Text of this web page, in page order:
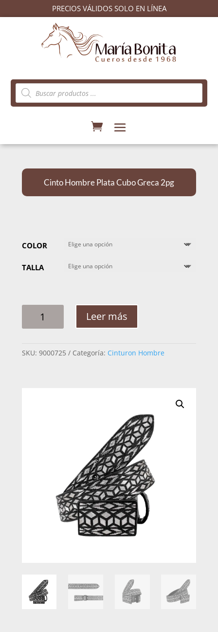
PRECIOS VÁLIDOS SOLO EN LÍNEA
Búsqueda
de
productos
Cinto Hombre Plata Cubo Greca 2pg
COLOR
TALLA
HOMBRE
GRECA
Leer más
SKU: 9000725 Categoría: Cinturon Hombre